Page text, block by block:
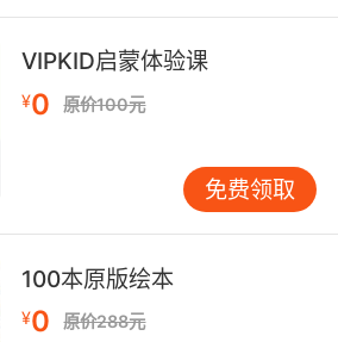
个国家也有着独特的庆典和仪
为例，我们可以讲述“Spring
晚）、“red envelopes”（红
用英语描述时，可以说“The
a time when families gather
Christmas in the West.
envelopes as a symbol of
（春节是一个家庭团聚
圣诞节一样。人们送红包作
。）通过这样的描述，能让
中国文化的独特魅力。
VIPKID启蒙体验课
¥0 原价100元
免费领取
100本原版绘本
¥0 原价288元